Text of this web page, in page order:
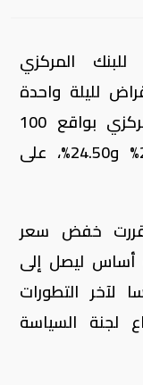
المركزي
لليلة واحدة
وسعر العملية الرئيسية للبنك المركزي بواقع 100
نقطة أساس إلى 24.00% و25.00% و24.50%، على
قررت خفض سعر
بواقع 100 نقطة أساس ليصل إلى
لآخر التطورات
لجنة السياسة